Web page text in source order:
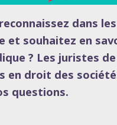
dans
et souhaitez en
? Les juristes de
en droit des
questions.